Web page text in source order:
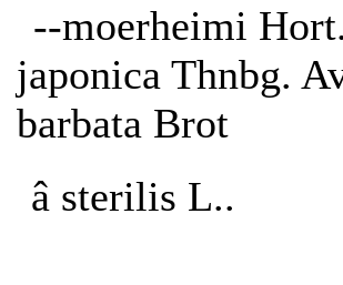
--moerheimi
japonica Thnbg.
barbata Brot
â sterilis L..